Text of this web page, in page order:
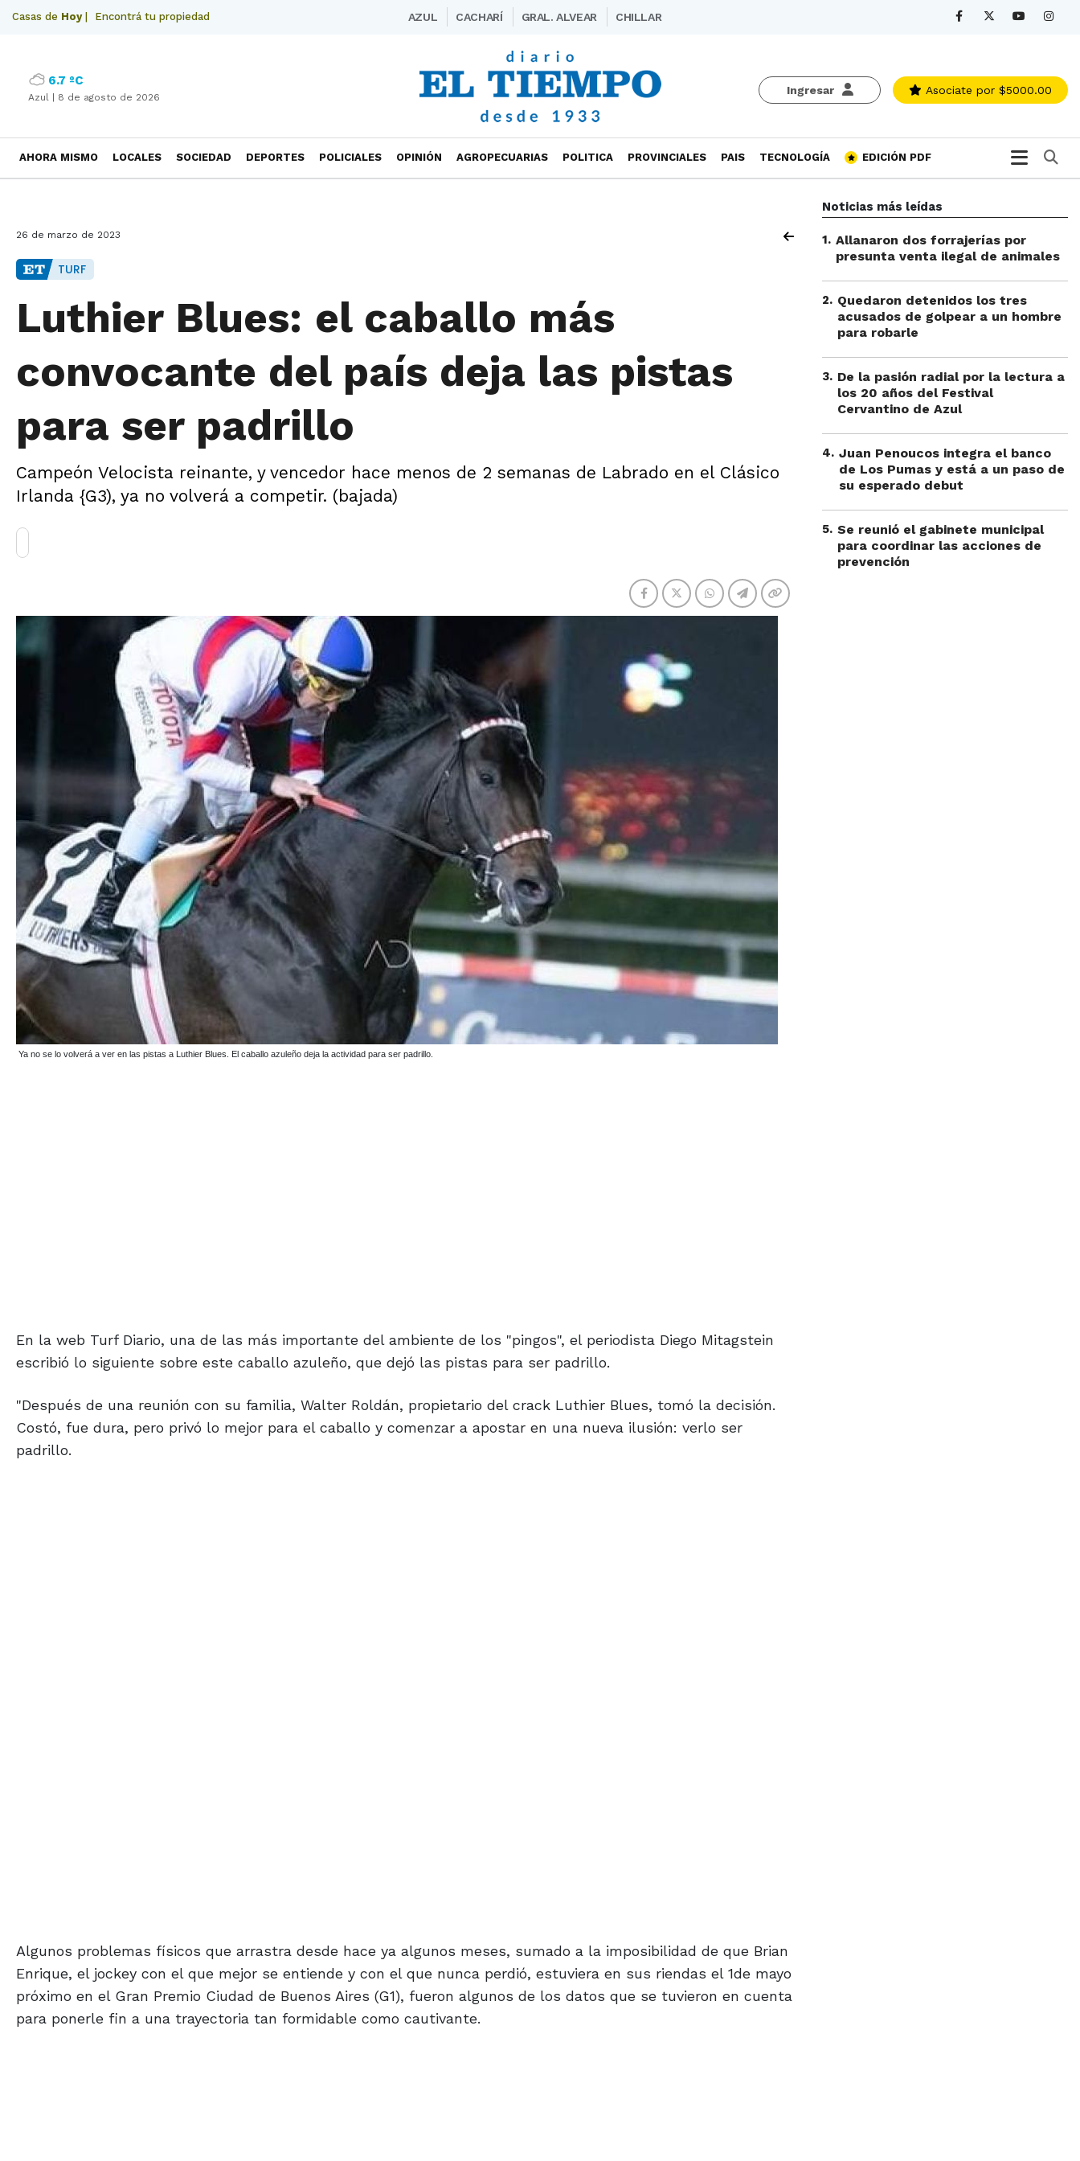
Casas de Hoy| Encontrá tu propiedad AZUL CACHARÍ GRAL. ALVEAR CHILLAR
Ingresar Asociate por $5000.00
6.7 ºC
Azul | 8 de agosto de 2026
AHORA MISMO LOCALES SOCIEDAD DEPORTES POLICIALES OPINIÓN AGROPECUARIAS POLITICA PROVINCIALES PAIS TECNOLOGÍA EDICIÓN PDF
26 de marzo de 2023
TURF
Luthier Blues: el caballo más
convocante del país deja las pistas
para ser padrillo
Campeón Velocista reinante, y vencedor hace menos de 2 semanas de Labrado en el Clásico
Irlanda {G3), ya no volverá a competir. (bajada)
Ya no se lo volverá a ver en las pistas a Luthier Blues. El caballo azuleño deja la actividad para ser padrillo.
En la web Turf Diario, una de las más importante del ambiente de los "pingos", el periodista Diego Mitagstein
escribió lo siguiente sobre este caballo azuleño, que dejó las pistas para ser padrillo.
"Después de una reunión con su familia, Walter Roldán, propietario del crack Luthier Blues, tomó la decisión.
Costó, fue dura, pero privó lo mejor para el caballo y comenzar a apostar en una nueva ilusión: verlo ser
padrillo.
Algunos problemas físicos que arrastra desde hace ya algunos meses, sumado a la imposibilidad de que Brian
Enrique, el jockey con el que mejor se entiende y con el que nunca perdió, estuviera en sus riendas el 1de mayo
próximo en el Gran Premio Ciudad de Buenos Aires (G1), fueron algunos de los datos que se tuvieron en cuenta
para ponerle fin a una trayectoria tan formidable como cautivante.
Noticias más leídas
1. Allanaron dos forrajerías por
presunta venta ilegal de animales
2. Quedaron detenidos los tres
acusados de golpear a un hombre
para robarle
3. De la pasión radial por la lectura a
los 20 años del Festival
Cervantino de Azul
4. Juan Penoucos integra el banco
de Los Pumas y está a un paso de
su esperado debut
5. Se reunió el gabinete municipal
para coordinar las acciones de
prevención